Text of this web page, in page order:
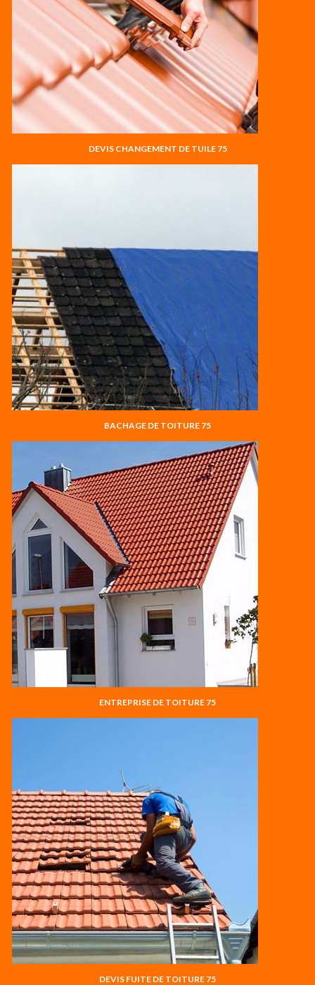
DEVIS CHANGEMENT DE TUILE 75
BACHAGE DE TOITURE 75
ENTREPRISE DE TOITURE 75
DEVIS FUITE DE TOITURE 75